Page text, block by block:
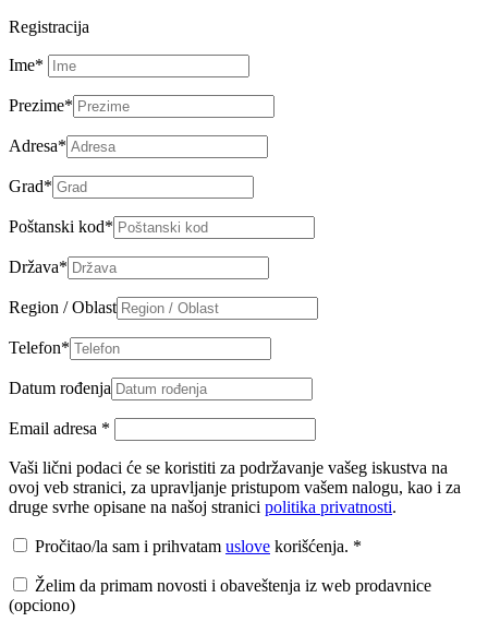
Registracija
Ime*
Prezime*
Adresa*
Grad*
Poštanski kod*
Država*
Region / Oblast
Telefon*
Datum rođenja
Email adresa *
Vaši lični podaci će se koristiti za podržavanje vašeg iskustva na
ovoj veb stranici, za upravljanje pristupom vašem nalogu, kao i za
druge svrhe opisane na našoj stranici politika privatnosti.
Pročitao/la sam i prihvatam uslove korišćenja. *
Želim da primam novosti i obaveštenja iz web prodavnice
(opciono)